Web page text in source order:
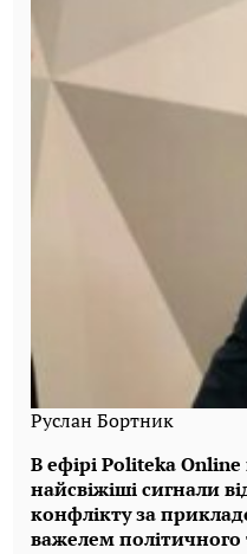
Руслан Бортник
В ефірі Politeka
найсвіжіші сигнали
конфлікту за
важелем політичного